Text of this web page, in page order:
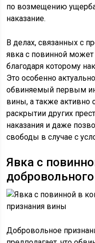
по возмещению
наказание.
В делах, связанных с
явка с повинной
благодаря которому
Это особенно
обвиняемый первым
вины, а также активно
раскрытии других
наказания и даже
свободы в случае с
Явка с
Добровольное